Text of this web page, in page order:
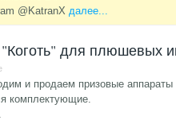
@KatranXдалее...
для плюшевых
и продаем призовые
комплектующие.